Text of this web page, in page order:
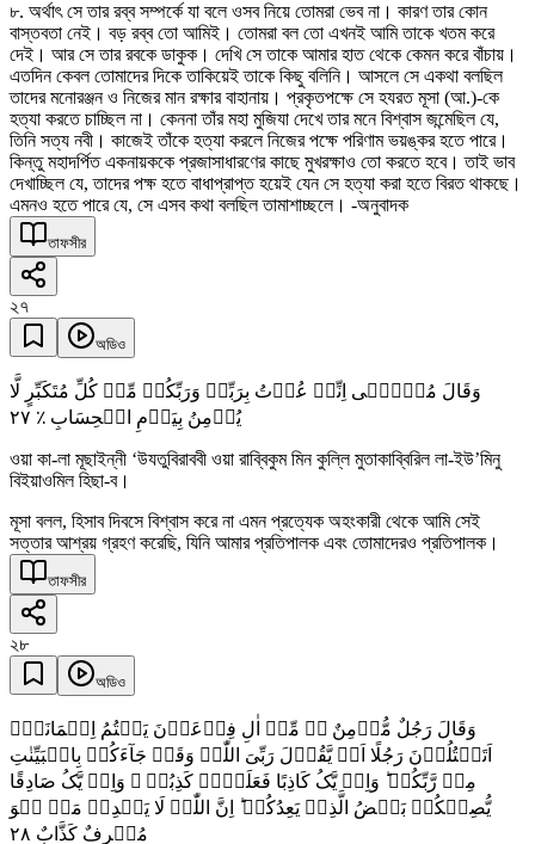
৮. অর্থাৎ সে তার রব্ব সম্পর্কে যা বলে ওসব নিয়ে তোমরা ভেব না। কারণ তার কোন
বাস্তবতা নেই। বড় রব্ব তো আমিই। তোমরা বল তো এখনই আমি তাকে খতম করে
দেই। আর সে তার রবকে ডাকুক। দেখি সে তাকে আমার হাত থেকে কেমন করে বাঁচায়।
এতদিন কেবল তোমাদের দিকে তাকিয়েই তাকে কিছু বলিনি। আসলে সে একথা বলছিল
তাদের মনোরঞ্জন ও নিজের মান রক্ষার বাহানায়। প্রকৃতপক্ষে সে হযরত মূসা (আ.)-কে
হত্যা করতে চাচ্ছিল না। কেননা তাঁর মহা মুজিযা দেখে তার মনে বিশ্বাস জন্মেছিল যে,
তিনি সত্য নবী। কাজেই তাঁকে হত্যা করলে নিজের পক্ষে পরিণাম ভয়ঙ্কর হতে পারে।
কিন্তু মহাদর্পিত একনায়ককে প্রজাসাধারণের কাছে মুখরক্ষাও তো করতে হবে। তাই ভাব
দেখাচ্ছিল যে, তাদের পক্ষ হতে বাধাপ্রাপ্ত হয়েই যেন সে হত্যা করা হতে বিরত থাকছে।
এমনও হতে পারে যে, সে এসব কথা বলছিল তামাশাচ্ছলে। -অনুবাদক
তাফসীর
২৭
অডিও
وَقَالَ مُوۡسٰۤی اِنِّیۡ عُذۡتُ بِرَبِّیۡ وَرَبِّکُمۡ مِّنۡ کُلِّ مُتَکَبِّرٍ لَّا
یُؤۡمِنُ بِیَوۡمِ الۡحِسَابِ ٪ ٢٧
ওয়া কা-লা মূছাইন্নী ‘উযতুবিরাববী ওয়া রাব্বিকুম মিন কুল্লি মুতাকাব্বিরিল লা-ইউ’মিনু
বিইয়াওমিল হিছা-ব।
মূসা বলল, হিসাব দিবসে বিশ্বাস করে না এমন প্রত্যেক অহংকারী থেকে আমি সেই
সত্তার আশ্রয় গ্রহণ করেছি, যিনি আমার প্রতিপালক এবং তোমাদেরও প্রতিপালক।
তাফসীর
২৮
অডিও
وَقَالَ رَجُلٌ مُّؤۡمِنٌ ٭ۖ مِّنۡ اٰلِ فِرۡعَوۡنَ یَکۡتُمُ اِیۡمَانَہٗۤ
اَتَقۡتُلُوۡنَ رَجُلًا اَنۡ یَّقُوۡلَ رَبِّیَ اللّٰہُ وَقَدۡ جَآءَکُمۡ بِالۡبَیِّنٰتِ
مِنۡ رَّبِّکُمۡ ؕ وَاِنۡ یَّکُ کَاذِبًا فَعَلَیۡہِ کَذِبُہٗ ۚ وَاِنۡ یَّکُ صَادِقًا
یُّصِبۡکُمۡ بَعۡضُ الَّذِیۡ یَعِدُکُمۡ ؕ اِنَّ اللّٰہَ لَا یَہۡدِیۡ مَنۡ ہُوَ
مُسۡرِفٌ کَذَّابٌ ٢٨